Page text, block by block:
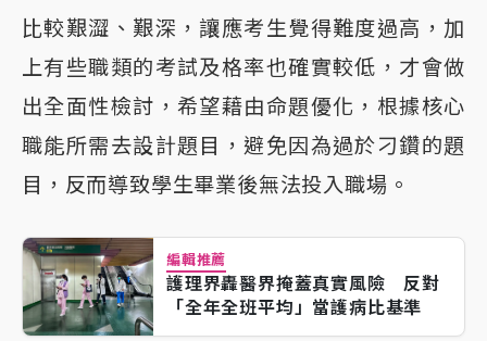
比較艱澀、艱深，讓應考生覺得難度過高，加
上有些職類的考試及格率也確實較低，才會做
出全面性檢討，希望藉由命題優化，根據核心
職能所需去設計題目，避免因為過於刁鑽的題
目，反而導致學生畢業後無法投入職場。
編輯推薦
護理界轟醫界掩蓋真實風險 反對
「全年全班平均」當護病比基準